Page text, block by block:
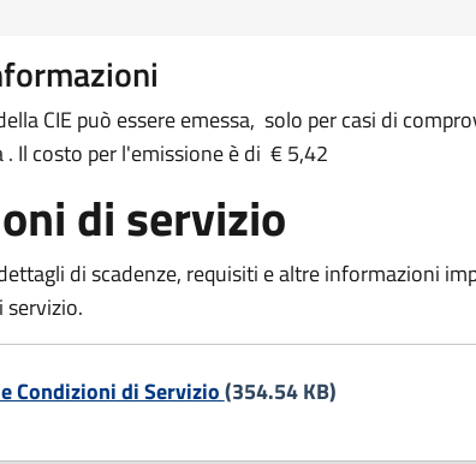
CIE può essere emessa, solo per casi di
Il costo per l'emissione è di € 5,42
di servizio
di scadenze, requisiti e altre informazioni
servizio.
Condizioni di Servizio(354.54 KB)